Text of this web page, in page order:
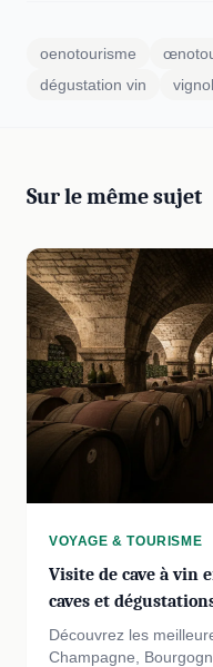
oenotourisme
dégustation vin
Sur le même sujet
VOYAGE & TOURISME
Visite de cave à vin
caves et
Découvrez les
Champagne,